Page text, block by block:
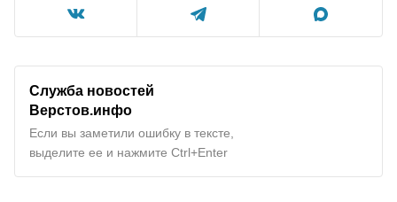
Служба новостей
Верстов.инфо
Если вы заметили ошибку в тексте,
выделите ее и нажмите Ctrl+Enter